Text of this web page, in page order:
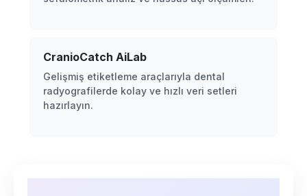
CranioCatch AiLab
Gelişmiş etiketleme araçlarıyla dental
radyografilerde kolay ve hızlı veri setleri
hazırlayın.